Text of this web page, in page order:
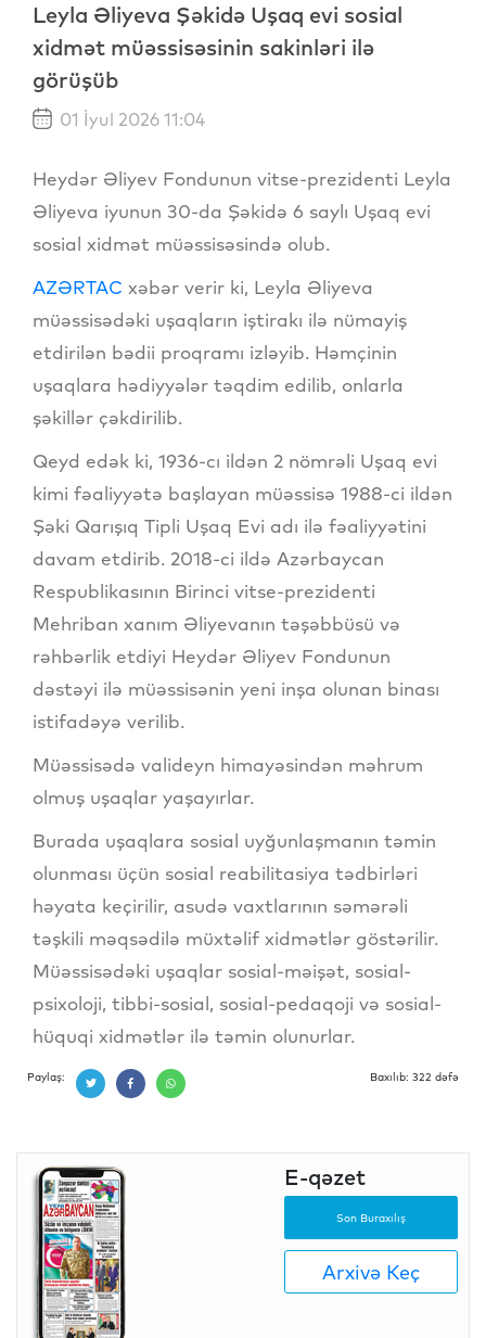
Leyla Əliyeva Şəkidə Uşaq evi sosial
xidmət müəssisəsinin sakinləri ilə
görüşüb
01 İyul 2026 11:04
Heydər Əliyev Fondunun vitse-prezidenti Leyla
Əliyeva iyunun 30-da Şəkidə 6 saylı Uşaq evi
sosial xidmət müəssisəsində olub.
AZƏRTAC xəbər verir ki, Leyla Əliyeva
müəssisədəki uşaqların iştirakı ilə nümayiş
etdirilən bədii proqramı izləyib. Həmçinin
uşaqlara hədiyyələr təqdim edilib, onlarla
şəkillər çəkdirilib.
Qeyd edək ki, 1936-cı ildən 2 nömrəli Uşaq evi
kimi fəaliyyətə başlayan müəssisə 1988-ci ildən
Şəki Qarışıq Tipli Uşaq Evi adı ilə fəaliyyətini
davam etdirib. 2018-ci ildə Azərbaycan
Respublikasının Birinci vitse-prezidenti
Mehriban xanım Əliyevanın təşəbbüsü və
rəhbərlik etdiyi Heydər Əliyev Fondunun
dəstəyi ilə müəssisənin yeni inşa olunan binası
istifadəyə verilib.
Müəssisədə valideyn himayəsindən məhrum
olmuş uşaqlar yaşayırlar.
Burada uşaqlara sosial uyğunlaşmanın təmin
olunması üçün sosial reabilitasiya tədbirləri
həyata keçirilir, asudə vaxtlarının səmərəli
təşkili məqsədilə müxtəlif xidmətlər göstərilir.
Müəssisədəki uşaqlar sosial-məişət, sosial-
psixoloji, tibbi-sosial, sosial-pedaqoji və sosial-
hüquqi xidmətlər ilə təmin olunurlar.
Paylaş: Baxılıb: 322 dəfə
E-qəzet
Son Buraxılış
Arxivə Keç